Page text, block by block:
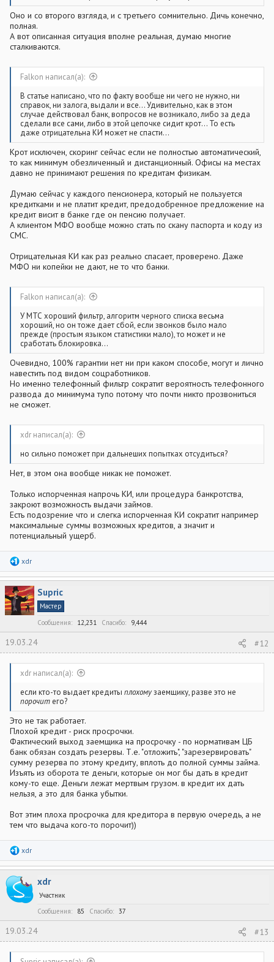
Оно и со второго взгляда, и с третьего сомнительно. Дичь конечно,
полная.
А вот описанная ситуация вполне реальная, думаю многие
сталкиваются.
Falkon написал(а):
В статье написано, что по факту вообще ни чего не нужно, ни
справок, ни залога, выдали и все... Удивительно, как в этом
случае действовал банк, вопросов не возникало, либо за деда
сделали все сами, либо в этой цепочке сидит крот... То есть
даже отрицательна КИ может не спасти...
Крот исключен, скоринг сейчас если не полностью автоматический,
то как минимум обезличенный и дистанционный. Офисы на местах
давно не принимают решения по кредитам физикам.
Думаю сейчас у каждого пенсионера, который не пользуется
кредитками и не платит кредит, предодобренное предложение на
кредит висит в банке где он пенсию получает.
А клиентом МФО вообще можно стать по скану паспорта и коду из
СМС.
Отрицательная КИ как раз реально спасает, проверено. Даже
МФО ни копейки не дают, не то что банки.
Falkon написал(а):
У МТС хороший фильтр, алгоритм черного списка весьма
хороший, но он тоже дает сбой, если звонков было мало
прежде (простым языком статистики мало), то может и не
сработать блокировка...
Очевидно, 100% гарантии нет ни при каком способе, могут и лично
навестить под видом соцработников.
Но именно телефонный фильтр сократит вероятность телефонного
развода до минимума тупо потому что почти никто прозвониться
не сможет.
xdr написал(а):
но сильно поможет при дальнеших попытках отсудиться?
Нет, в этом она вообще никак не поможет.
Только испорченная напрочь КИ, или процедура банкротства,
закроют возможность выдачи займов.
Есть подозрение что и слегка испорченная КИ сократит например
максимальные суммы возможных кредитов, а значит и
потенциальный ущерб.
Р
а
к
ц
и
и
xdr
Supric
Мастер
Сообщения
12,231 Спасибо 9,444
19.03.24 #12
xdr написал(а):
если кто-то выдает кредиты плохомузаемщику, разве это не
порочит его?
Это не так работает.
Плохой кредит - риск просрочки.
Фактический выход заемщика на просрочку - по нормативам ЦБ
банк обязан создать резервы. Т.е. "отложить", "зарезервировать"
сумму резерва по этому кредиту, вплоть до полной суммы займа.
Изъять из оборота те деньги, которые он мог бы дать в кредит
кому-то еще. Деньги лежат мертвым грузом. в кредит их дать
нельзя, а это для банка убытки.
Вот этим плоха просрочка для кредитора в первую очередь, а не
тем что выдача кого-то порочит))
Р
а
к
ц
и
и
xdr
xdr
Участник
Сообщения
85 Спасибо 37
19.03.24 #13